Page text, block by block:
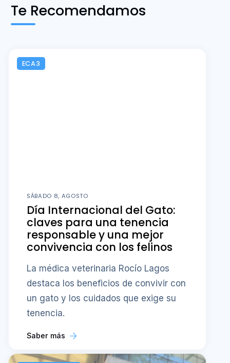
Te Recomendamos
ECA3
SÁBADO 8, AGOSTO
Día Internacional del Gato:
claves para una tenencia
responsable y una mejor
convivencia con los felinos
La médica veterinaria Rocío Lagos
destaca los beneficios de convivir con
un gato y los cuidados que exige su
tenencia.
Saber más